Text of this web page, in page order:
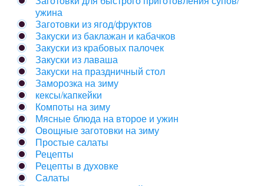
ужина
Заготовки из ягод/фруктов
Закуски из баклажан и кабачков
Закуски из крабовых палочек
Закуски из лаваша
Закуски на праздничный стол
Заморозка на зиму
кексы/капкейки
Компоты на зиму
Мясные блюда на второе и ужин
Овощные заготовки на зиму
Простые салаты
Рецепты
Рецепты в духовке
Салаты